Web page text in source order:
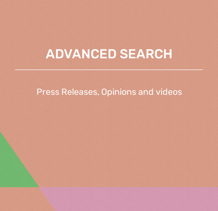
ADVANCED SEARCH
Press Releases, Opinions and videos